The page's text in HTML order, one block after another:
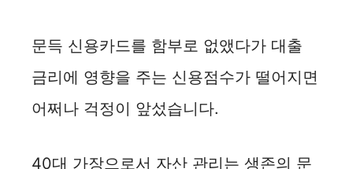
문득 신용카드를 함부로 없앴다가 대출
금리에 영향을 주는 신용점수가 떨어지면
어쩌나 걱정이 앞섰습니다.
40대 가장으로서 자산 관리는 생존의 문